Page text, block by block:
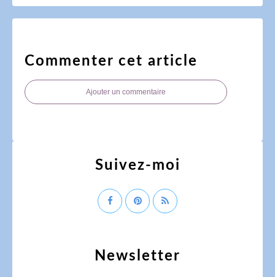
Commenter cet article
Ajouter un commentaire
Newsletter
Suivez-moi